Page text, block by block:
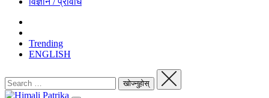
Trending
ENGLISH